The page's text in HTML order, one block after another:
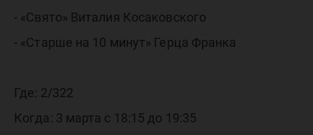
- «Свято» Виталия Косаковского
- «Старше на 10 минут» Герца Франка
Где: 2/322
Когда: 3 марта с 18:15 до 19:35